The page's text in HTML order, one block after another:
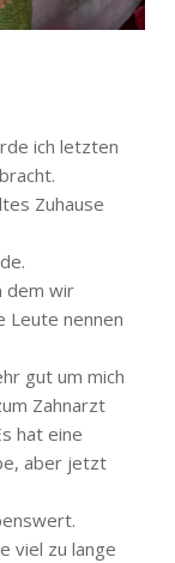
ich letzten
Zuhause
dem wir
Leute nennen
gut um mich
Zahnarzt
hat eine
aber jetzt
viel zu lange